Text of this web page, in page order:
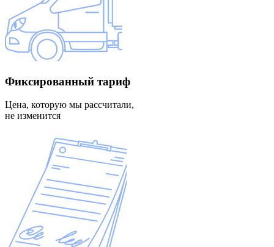
Фиксированный тариф
Цена, которую мы рассчитали,
не изменится